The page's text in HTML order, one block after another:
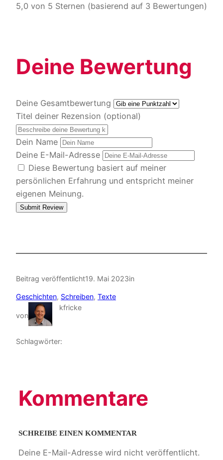
5,0 von 5 Sternen (basierend auf 3 Bewertungen)
Deine Bewertung
Deine Gesamtbewertung
Titel deiner Rezension (optional)
Dein Name
Deine E-Mail-Adresse
Diese Bewertung basiert auf meiner
persönlichen Erfahrung und entspricht meiner
eigenen Meinung.
Submit Review
Beitrag veröffentlicht19. Mai 2023in
Geschichten, Schreiben, Texte
von
kfricke
Schlagwörter:
Kommentare
SCHREIBE EINEN KOMMENTAR
Deine E-Mail-Adresse wird nicht veröffentlicht.